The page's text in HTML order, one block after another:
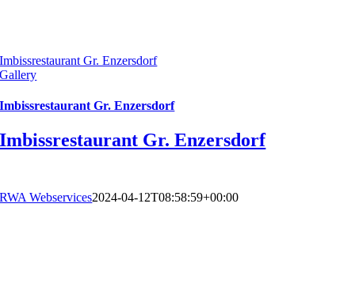
Imbissrestaurant Gr. Enzersdorf
Gallery
Imbissrestaurant Gr. Enzersdorf
Imbissrestaurant Gr. Enzersdorf
RWA Webservices2024-04-12T08:58:59+00:00